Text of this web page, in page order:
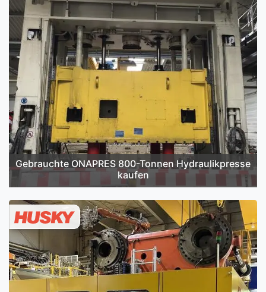
Gebrauchte ONAPRES 800-Tonnen Hydraulikpresse
kaufen